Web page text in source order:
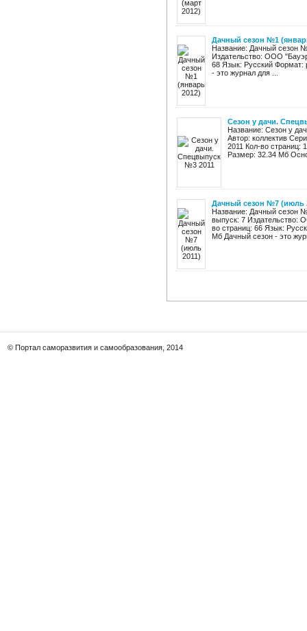
Дачный сезон №1
Название: Дачный сезон
Издательство: ООО
68 Язык: Русский Формат:
- это журнал для ...
Сезон у дачи.
Название: Сезон у
Автор: коллектив
2011 Кол-во страниц:
Размер: 32.34 Мб
Дачный сезон №7 (июль
Название: Дачный сезон
выпуск: 7 Издательство:
во страниц: 66 Язык:
Мб Дачный сезон - это
© Портал саморазвития и самообразования, 2014